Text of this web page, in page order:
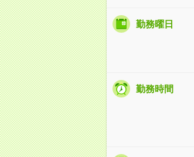
勤務曜日
勤務時間